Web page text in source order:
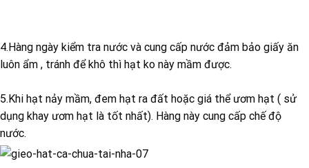
4.Hàng ngày kiểm tra nước và cung cấp nước đảm bảo giấy ăn
luôn ẩm , tránh để khô thì hạt ko này mầm được.
5.Khi hạt nảy mầm, đem hạt ra đất hoặc giá thể ươm hạt ( sử
dụng khay ươm hạt là tốt nhất). Hàng này cung cấp chế độ
nước.